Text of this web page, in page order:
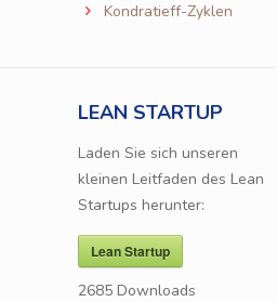
Kondratieff-Zyklen
LEAN STARTUP
Laden Sie sich unseren
kleinen Leitfaden des Lean
Startups herunter:
Lean Startup
2685Downloads